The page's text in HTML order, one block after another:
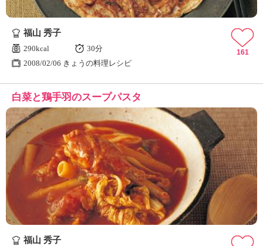
福山 秀子
290kcal
30分
2008/02/06 きょうの料理レシピ
161
白菜と鶏手羽のスープパスタ
福山 秀子